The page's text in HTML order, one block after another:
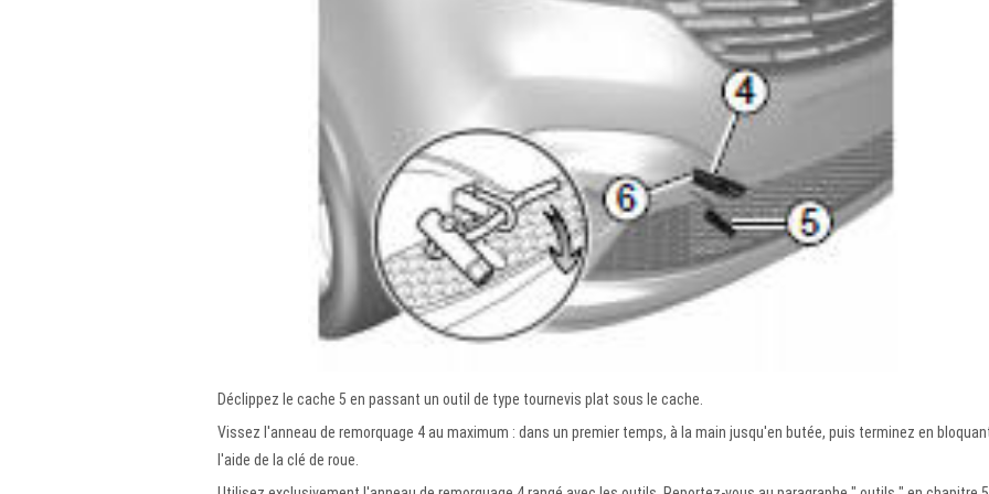
Déclippez le cache 5 en passant un outil de type tournevis plat sous le cache.
Vissez l'anneau de remorquage 4 au maximum : dans un premier temps, à la main jusqu'en butée, puis terminez en
l'aide de la clé de roue.